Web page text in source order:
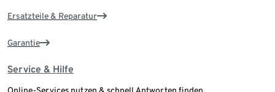
Ersatzteile & Reparatur
Garantie
Service & Hilfe